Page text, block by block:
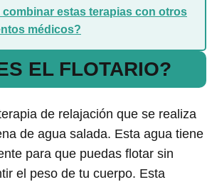
combinar estas terapias con otros
médicos?
EL FLOTARIO?
de relajación que se realiza
de agua salada. Esta agua tiene
para que puedas flotar sin
el peso de tu cuerpo. Esta